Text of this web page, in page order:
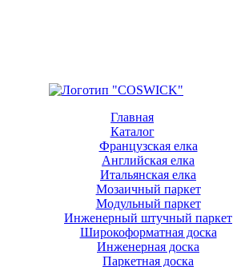
Главная
Каталог
Французская елка
Английская елка
Итальянская елка
Мозаичный паркет
Модульный паркет
Инженерный штучный паркет
Широкоформатная доска
Инженерная доска
Паркетная доска